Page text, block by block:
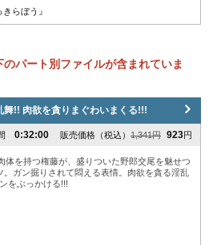
らぼう』
パート別ファイルが含まれていま
舞!! 肉欲を貪りまぐわいまくる!!!
0:32:00 販売価格（税込） 1,341円 923円
体を持つ権藤が、盛りついた野郎交尾を魅せつ
ガン掘りされて悶える表情。肉欲を貪る淫乱
をぶっかける!!!